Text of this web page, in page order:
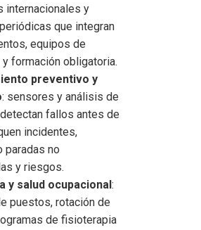
internacionales y
que integran
equipos de
formación obligatoria.
preventivo y
: sensores y análisis de
fallos antes de
incidentes,
paradas no
y riesgos.
y salud ocupacional :
puestos, rotación de
de fisioterapia